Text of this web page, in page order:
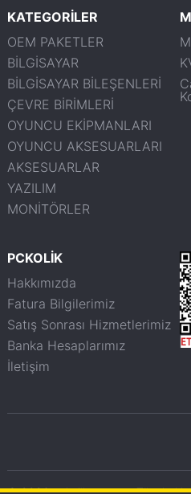
KATEGORİLER
OEM PAKETLER
BİLGİSAYAR
BİLGİSAYAR BİLEŞENLERİ
ÇEVRE BİRİMLERİ
OYUNCU EKİPMANLARI
OYUNCU AKSESUARLARI
AKSESUARLAR
YAZILIM
MONİTÖRLER
PCKOLİK
Hakkımızda
Fatura Bilgilerimiz
Satış Sonrası Hizmetlerimiz
Banka Hesaplarımız
İletişim